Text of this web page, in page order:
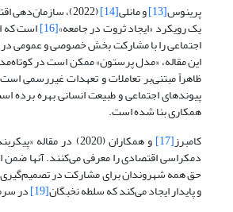
پرینوس[13] و مانلی[14] (2022)، سازمان‌دهی اقتصادی خاصی که در شهر پرستون (واقع در شمال غرب انگلستان) شکل گرفته است را مورد مطالعه قرار داده‌اند. «مدل پرستون»
یک رویکرد «ایجاد ثروت در جامعه»[16] است که
اجتماعی را با مشارکت بخش خصوصی و عمومی
این مقاله، «مدل پرستون» ممکن است در
ظاهراً مبتنی‌بر تعاملات و تعهدات غیررسمی
پیوندهای اجتماعی و طبیعت انسانی بهره برده
همکاری بنا شده ‌است.
کامبرز[17] و همکاران (2020)
دمکراسی اقتصادی را معرفی می‌کنند. آنها
حق همه شهروندان برای مشارکت در تصمیم‌گیری
و پایدار ایجاد می‌کند که سلطه نخبگان[19]
در